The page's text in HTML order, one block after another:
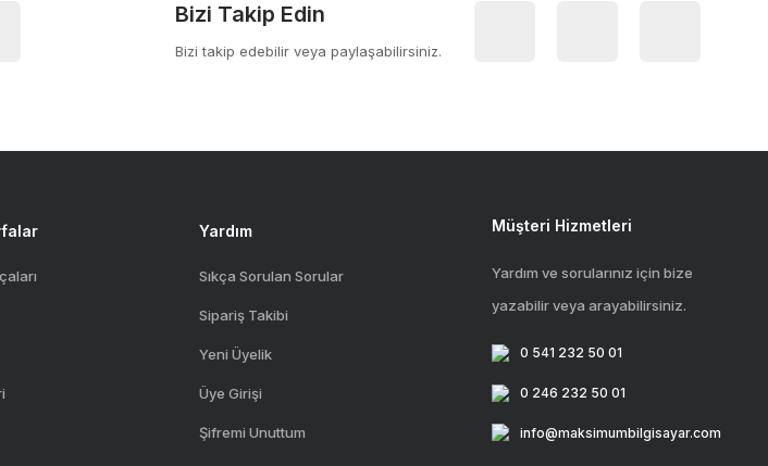
Bizi Takip Edin
Bizi takip edebilir veya paylaşabilirsiniz.
Yardım
Sıkça Sorulan Sorular
Sipariş Takibi
Yeni Üyelik
Üye Girişi
Şifremi Unuttum
Müşteri Hizmetleri
Yardım ve sorularınız için bize
yazabilir veya arayabilirsiniz.
0 541 232 50 01
0 246 232 50 01
info@maksimumbilgisayar.com